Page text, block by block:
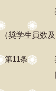
（奨学生員数
第11条